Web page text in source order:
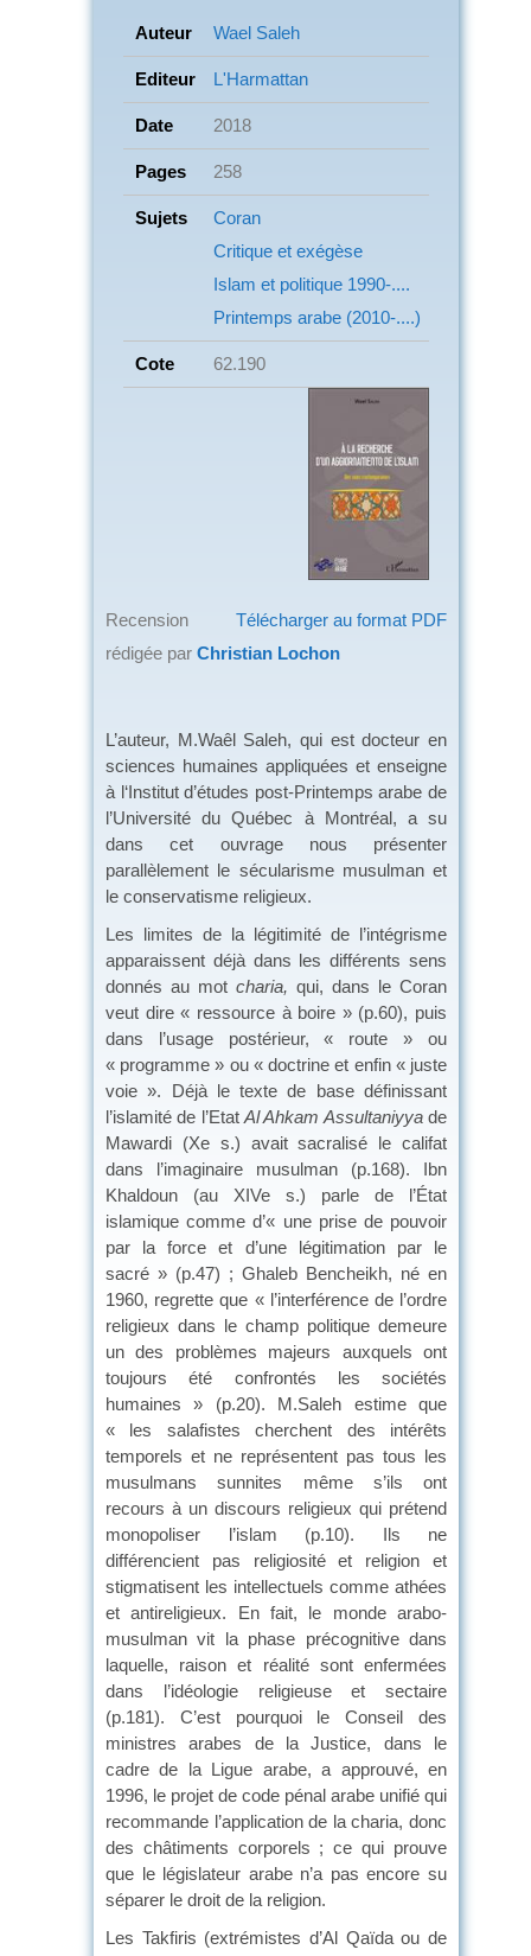
Auteur Wael Saleh
Editeur L'Harmattan
Date 2018
Pages 258
Sujets
Coran
Critique et exégèse
Islam et politique 1990-....
Printemps arabe (2010-....)
Cote 62.190
Télécharger au format PDF
Recension
rédigée par Christian Lochon
L’auteur, M.Waêl Saleh, qui est docteur en
sciences humaines appliquées et enseigne
à l‘Institut d’études post-Printemps arabe de
l’Université du Québec à Montréal, a su
dans cet ouvrage nous présenter
parallèlement le sécularisme musulman et
le conservatisme religieux.
Les limites de la légitimité de l’intégrisme
apparaissent déjà dans les différents sens
donnés au mot charia, qui, dans le Coran
veut dire « ressource à boire » (p.60), puis
dans l’usage postérieur, « route » ou
« programme » ou « doctrine et enfin « juste
voie ». Déjà le texte de base définissant
l’islamité de l’Etat Al Ahkam Assultaniyya de
Mawardi (Xe s.) avait sacralisé le califat
dans l’imaginaire musulman (p.168). Ibn
Khaldoun (au XIVe s.) parle de l’État
islamique comme d’« une prise de pouvoir
par la force et d’une légitimation par le
sacré » (p.47) ; Ghaleb Bencheikh, né en
1960, regrette que « l’interférence de l’ordre
religieux dans le champ politique demeure
un des problèmes majeurs auxquels ont
toujours été confrontés les sociétés
humaines » (p.20). M.Saleh estime que
« les salafistes cherchent des intérêts
temporels et ne représentent pas tous les
musulmans sunnites même s’ils ont
recours à un discours religieux qui prétend
monopoliser l’islam (p.10). Ils ne
différencient pas religiosité et religion et
stigmatisent les intellectuels comme athées
et antireligieux. En fait, le monde arabo-
musulman vit la phase précognitive dans
laquelle, raison et réalité sont enfermées
dans l’idéologie religieuse et sectaire
(p.181). C’est pourquoi le Conseil des
ministres arabes de la Justice, dans le
cadre de la Ligue arabe, a approuvé, en
1996, le projet de code pénal arabe unifié qui
recommande l’application de la charia, donc
des châtiments corporels ; ce qui prouve
que le législateur arabe n’a pas encore su
séparer le droit de la religion.
Les Takfiris (extrémistes d’Al Qaïda ou de